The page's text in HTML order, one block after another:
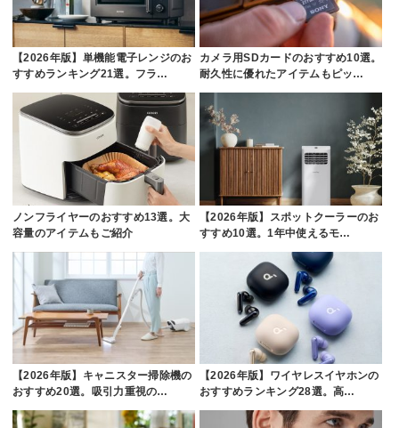
【2026年版】単機能電子レンジのお
すすめランキング21選。フラ…
カメラ用SDカードのおすすめ10選。
耐久性に優れたアイテムもピッ…
ノンフライヤーのおすすめ13選。大
容量のアイテムもご紹介
【2026年版】スポットクーラーのお
すすめ10選。1年中使えるモ…
【2026年版】キャニスター掃除機の
おすすめ20選。吸引力重視の…
【2026年版】ワイヤレスイヤホンの
おすすめランキング28選。高…